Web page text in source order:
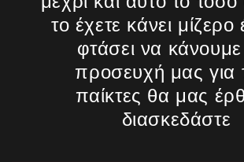
το έχετε κάνει μίζερο
φτάσει να
προσευχή μας για
παίκτες θα μας
διασκεδάστε